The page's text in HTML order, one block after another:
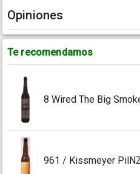
Opiniones
Te recomendamos
8 Wired The Big
961 / Kissmeyer